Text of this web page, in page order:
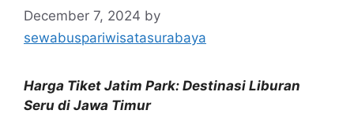
December 7, 2024 by
sewabuspariwisatasurabaya
Harga Tiket Jatim Park: Destinasi Liburan
Seru di Jawa Timur